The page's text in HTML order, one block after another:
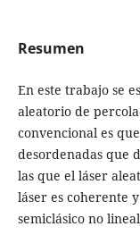
Resumen
En este trabajo se
aleatorio de
convencional es
desordenadas que
las que el láser
láser es coherente
semiclásico no